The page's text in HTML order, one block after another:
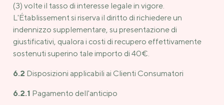
(3) volte il tasso di interesse legale in vigore.
L'Établissement si riserva il diritto di richiedere un
indennizzo supplementare, su presentazione di
giustificativi, qualora i costi di recupero effettivamente
sostenuti superino tale importo di 40€.
6.2 Disposizioni applicabili ai Clienti Consumatori
6.2.1 Pagamento dell'anticipo